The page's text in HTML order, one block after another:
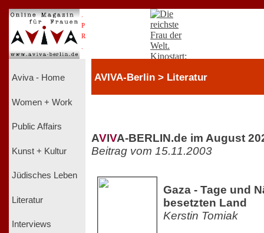
P
R
Aviva - Home
Women + Work
Public Affairs
Kunst + Kultur
Jüdisches Leben
Literatur
Interviews
AVIVA-Berlin > Literatur
AVIVA-BERLIN.de im August
Beitrag vom 15.11.2003
Gaza - Tage und
besetzten Land
Kerstin Tomiak